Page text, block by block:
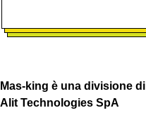
Mas-king è una divisione di
Alit Technologies SpA